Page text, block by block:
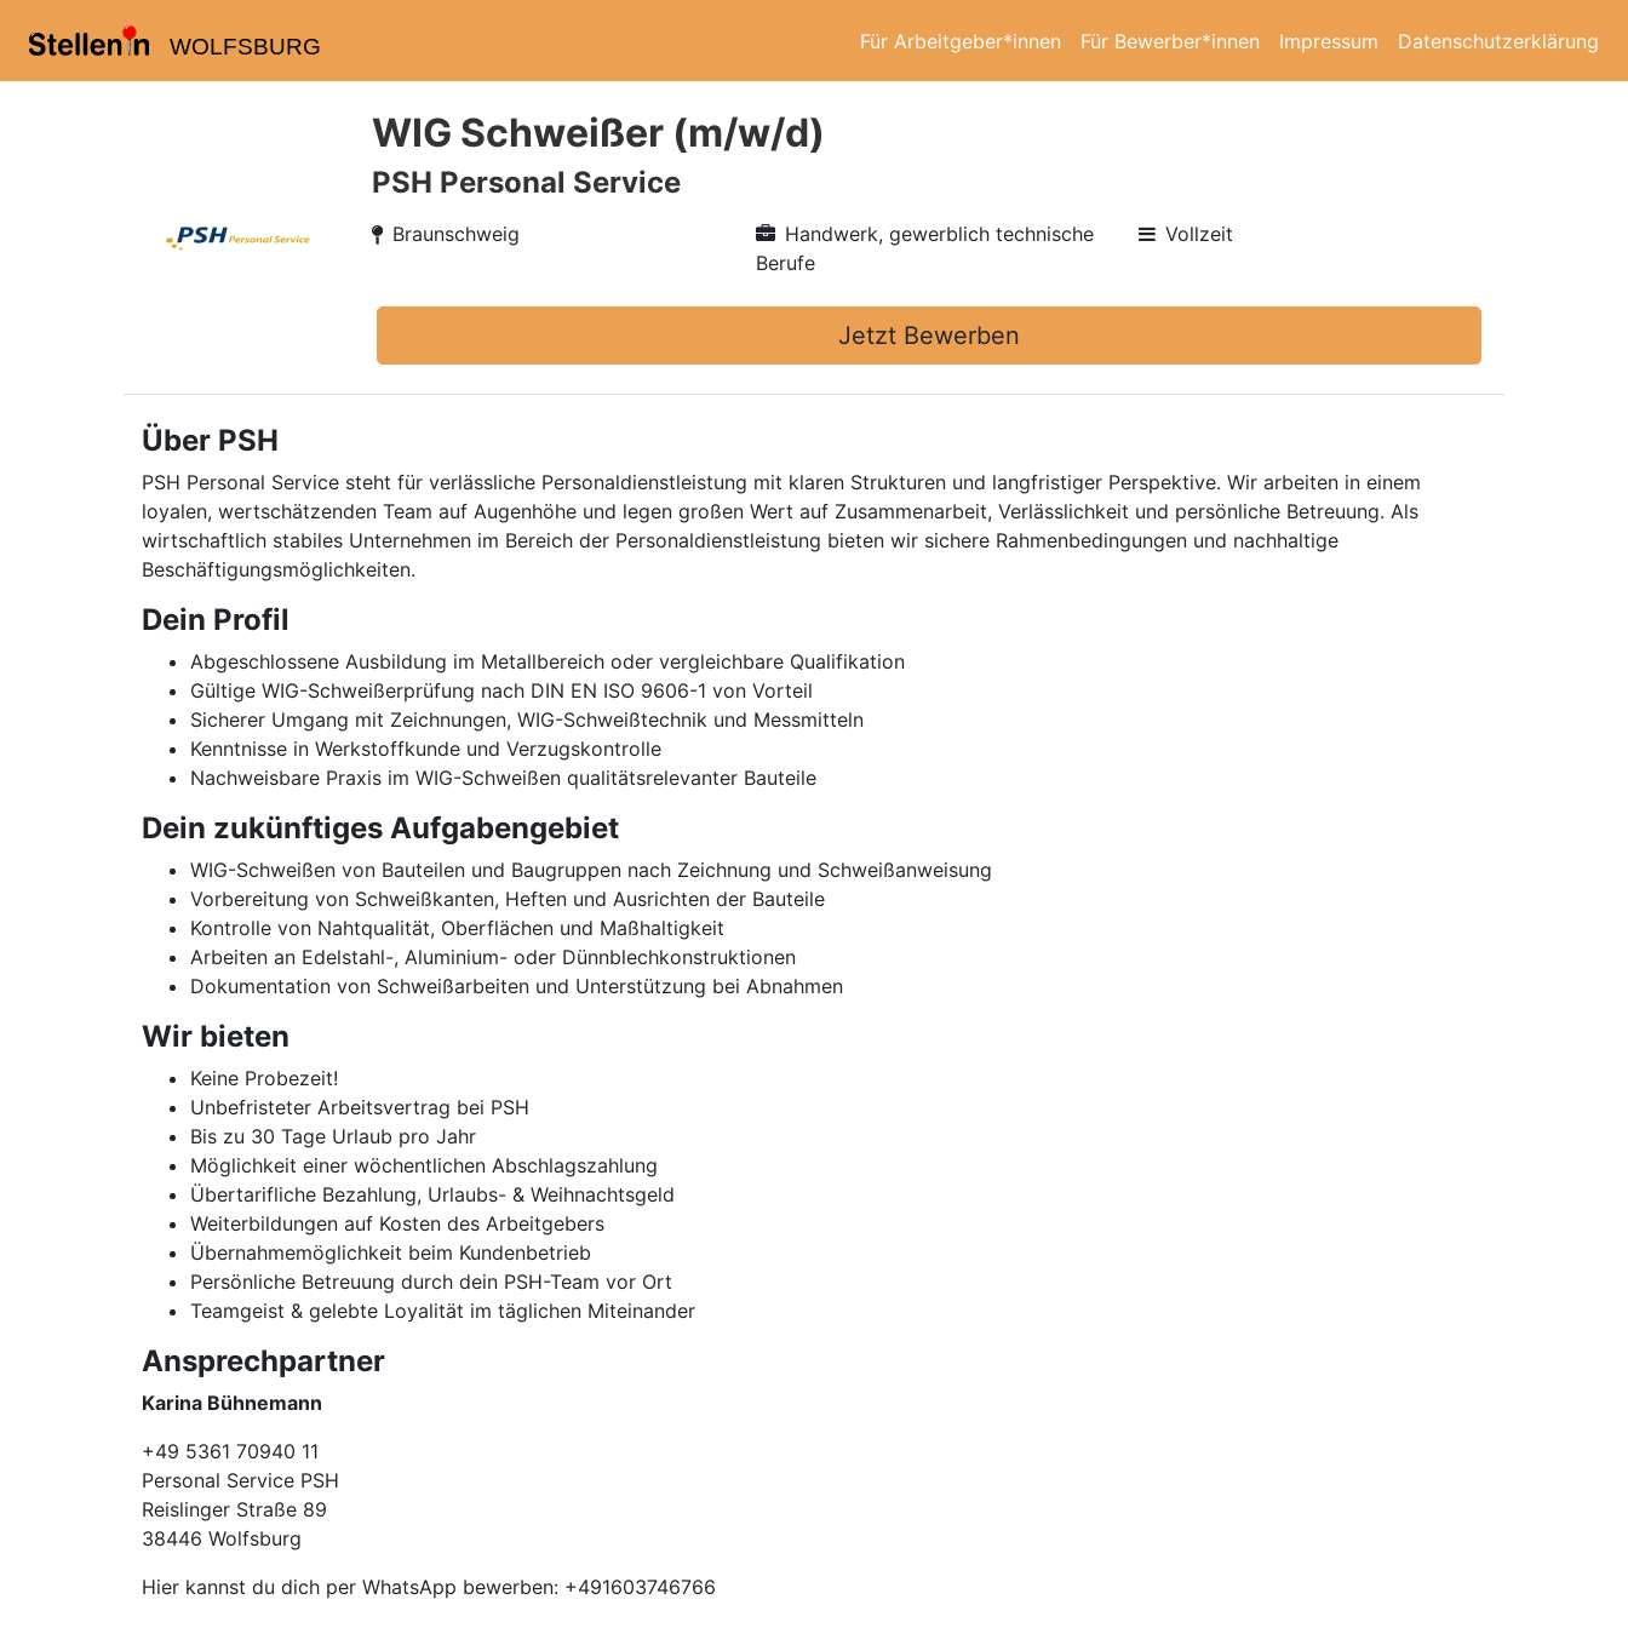
WOLFSBURG Für Arbeitgeber*innen Für Bewerber*innen Impressum Datenschutzerklärung
WIG Schweißer (m/w/d)
PSH Personal Service
Braunschweig
Handwerk, gewerblich technische
Berufe
Vollzeit
Jetzt Bewerben
Über PSH
PSH Personal Service steht für verlässliche Personaldienstleistung mit klaren Strukturen und langfristiger Perspektive. Wir arbeiten in einem
loyalen, wertschätzenden Team auf Augenhöhe und legen großen Wert auf Zusammenarbeit, Verlässlichkeit und persönliche Betreuung. Als
wirtschaftlich stabiles Unternehmen im Bereich der Personaldienstleistung bieten wir sichere Rahmenbedingungen und nachhaltige
Beschäftigungsmöglichkeiten.
Dein Profil
Abgeschlossene Ausbildung im Metallbereich oder vergleichbare Qualifikation
Gültige WIG-Schweißerprüfung nach DIN EN ISO 9606-1 von Vorteil
Sicherer Umgang mit Zeichnungen, WIG-Schweißtechnik und Messmitteln
Kenntnisse in Werkstoffkunde und Verzugskontrolle
Nachweisbare Praxis im WIG-Schweißen qualitätsrelevanter Bauteile
Dein zukünftiges Aufgabengebiet
WIG-Schweißen von Bauteilen und Baugruppen nach Zeichnung und Schweißanweisung
Vorbereitung von Schweißkanten, Heften und Ausrichten der Bauteile
Kontrolle von Nahtqualität, Oberflächen und Maßhaltigkeit
Arbeiten an Edelstahl-, Aluminium- oder Dünnblechkonstruktionen
Dokumentation von Schweißarbeiten und Unterstützung bei Abnahmen
Wir bieten
Keine Probezeit!
Unbefristeter Arbeitsvertrag bei PSH
Bis zu 30 Tage Urlaub pro Jahr
Möglichkeit einer wöchentlichen Abschlagszahlung
Übertarifliche Bezahlung, Urlaubs- & Weihnachtsgeld
Weiterbildungen auf Kosten des Arbeitgebers
Übernahmemöglichkeit beim Kundenbetrieb
Persönliche Betreuung durch dein PSH-Team vor Ort
Teamgeist & gelebte Loyalität im täglichen Miteinander
Ansprechpartner
Karina Bühnemann
+49 5361 70940 11
Personal Service PSH
Reislinger Straße 89
38446 Wolfsburg
Hier kannst du dich per WhatsApp bewerben: +491603746766